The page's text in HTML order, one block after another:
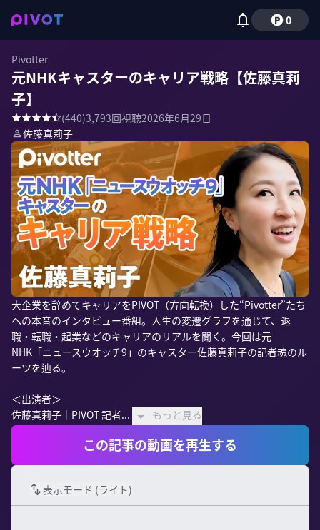
0
Pivotter
元NHKキャスターのキャリア戦略【佐藤真莉
子】
(440)3,793回視聴2026年6月29日
佐藤真莉子
大企業を辞めてキャリアをPIVOT（方向転換）した“Pivotter”たち
への本音のインタビュー番組。人生の変遷グラフを通じて、退
職・転職・起業などのキャリアのリアルを聞く。今回は元
NHK「ニュースウオッチ9」のキャスター佐藤真莉子の記者魂のル
ーツを辿る。
＜出演者＞
佐藤真莉子｜PIVOT 記者...
もっと見る
この記事の動画を再生する
表示モード (ライト)